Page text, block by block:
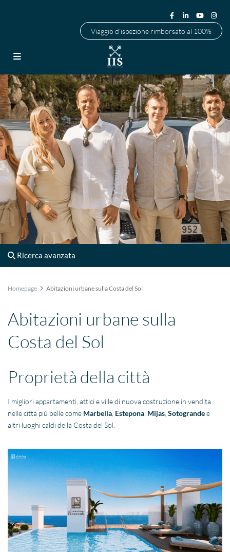
Viaggio d'ispezione rimborsato al 100%
Ricerca avanzata
Homepage Abitazioni urbane sulla Costa del Sol
Abitazioni urbane sulla
Costa del Sol
Proprietà della città
I migliori appartamenti, attici e ville di nuova costruzione in vendita
nelle città più belle come Marbella Estepona Mijas ,Sotograndee
altri luoghi caldi della Costa del Sol.